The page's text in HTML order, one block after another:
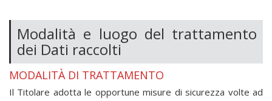
Modalità e luogo del trattamento
dei Dati raccolti
MODALITÀ DI TRATTAMENTO
Il Titolare adotta le opportune misure di sicurezza volte ad